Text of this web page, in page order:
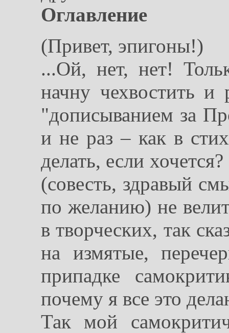
Оглавление
(Привет, эпигоны!)
...Ой, нет, нет!
начну чехвостить и
"дописыванием за
и не раз – как в
делать, если
(совесть, здравый
по желанию) не
в творческих, так
на измятые,
припадке
почему я все это
Так мой